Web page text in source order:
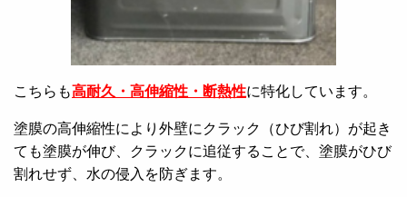
こちらも高耐久・高伸縮性・断熱性に特化しています。
塗膜の高伸縮性により外壁にクラック（ひび割れ）が起き
ても塗膜が伸び、クラックに追従することで、塗膜がひび
割れせず、水の侵入を防ぎます。